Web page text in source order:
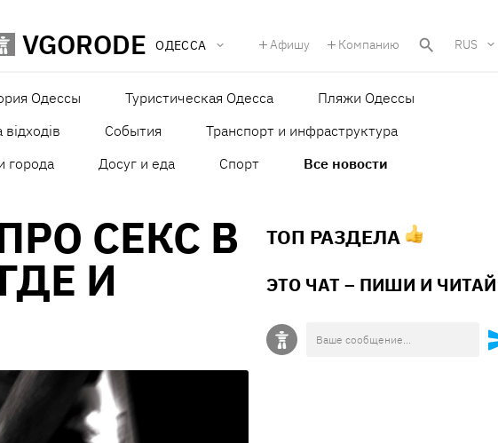
VGORODE ОДЕССА Афишу Компанию RUS
Одессы Туристическая Одесса
Пляжи Одессы
События
Транспорт и инфраструктура
города Досуг и еда Спорт Все новости
СЕКС В
И
ТОП РАЗДЕЛА
ЭТО ЧАТ – ПИШИ И ЧИТАЙ